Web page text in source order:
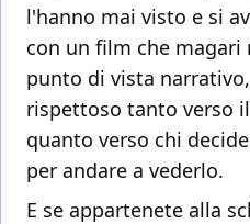
l'hanno mai visto e si
con un film che
punto di vista
rispettoso tanto verso
quanto verso chi
per andare a vederlo.
E se appartenete alla